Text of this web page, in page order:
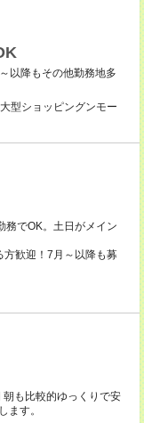
以降もその他勤務地多
ショッピングンモー
でOK。土日がメイン
方歓迎！7月～以降も募
も比較的ゆっくりで安
ます。